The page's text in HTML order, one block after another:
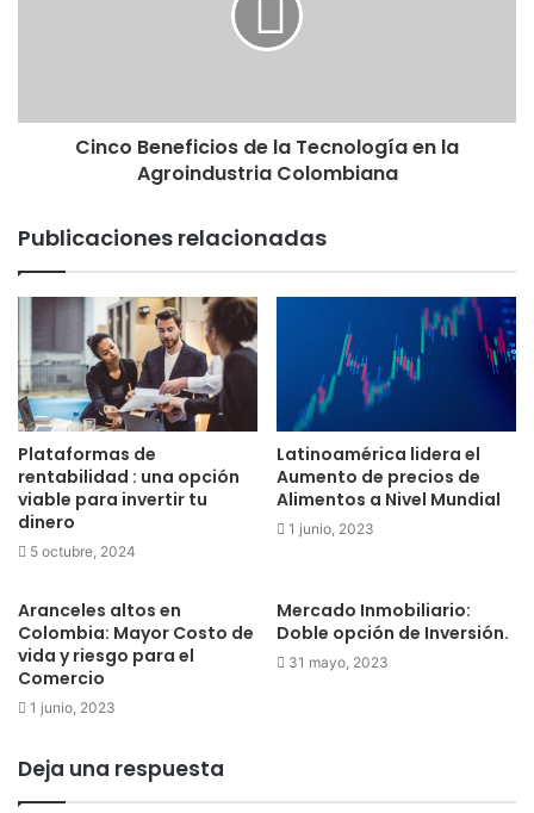
Cinco Beneficios de la Tecnología en la
Agroindustria Colombiana
Publicaciones relacionadas
Plataformas de
rentabilidad : una opción
viable para invertir tu
dinero
5 octubre, 2024
Latinoamérica lidera el
Aumento de precios de
Alimentos a Nivel Mundial
1 junio, 2023
Aranceles altos en
Colombia: Mayor Costo de
vida y riesgo para el
Comercio
1 junio, 2023
Mercado Inmobiliario:
Doble opción de Inversión.
31 mayo, 2023
Deja una respuesta